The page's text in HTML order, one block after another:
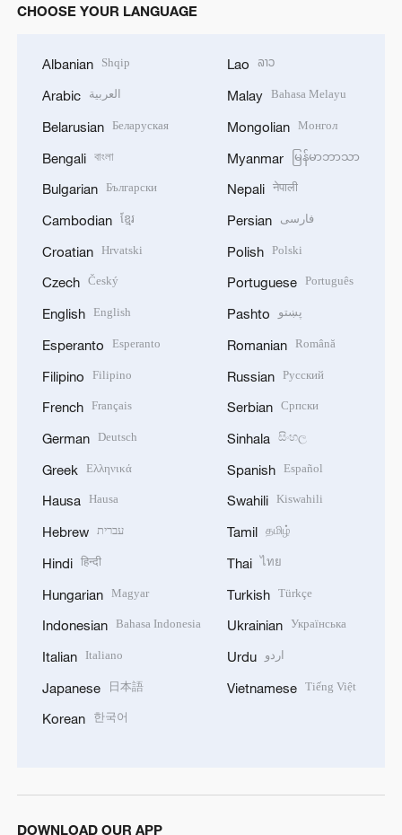
CHOOSE YOUR LANGUAGE
Albanian Shqip
Arabic العربية
Belarusian Беларуская
Bengali বাংলা
Bulgarian Български
Cambodian ខ្មែរ
Croatian Hrvatski
Czech Český
English English
Esperanto Esperanto
Filipino Filipino
French Français
German Deutsch
Greek Ελληνικά
Hausa Hausa
Hebrew עברית
Hindi हिन्दी
Hungarian Magyar
Indonesian Bahasa Indonesia
Italian Italiano
Japanese 日本語
Korean 한국어
Lao ລາວ
Malay Bahasa Melayu
Mongolian Монгол
Myanmar မြန်မာဘာသာ
Nepali नेपाली
Persian فارسی
Polish Polski
Portuguese Português
Pashto پښتو
Romanian Română
Russian Русский
Serbian Српски
Sinhala සිංහල
Spanish Español
Swahili Kiswahili
Tamil தமிழ்
Thai ไทย
Turkish Türkçe
Ukrainian Українська
Urdu اردو
Vietnamese Tiếng Việt
DOWNLOAD OUR APP